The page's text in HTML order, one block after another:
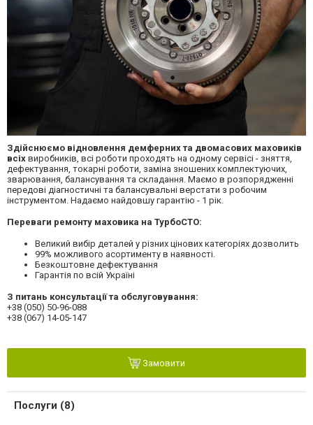
Здійснюємо відновлення демферних та двомасових маховиків
всіх виробників, всі роботи проходять на одному сервісі - зняття,
дефектування, токарні роботи, заміна зношених комплектуючих,
зварювання, балансування та складання. Маємо в розпорядженні
передові діагностичні та балансувальні верстати з робочим
інструментом. Надаємо найдовшу гарантію - 1 рік.
Переваги ремонту маховика на ТурбоСТО:
Великий вибір деталей у різних цінових категоріях дозволить
99% можливого асортименту в наявності.
Безкоштовне дефектування
Гарантія по всій Україні
З питань консультації та обслуговування:
+38 (050) 50-96-088
+38 (067) 14-05-147
Замовити
Послуги (8)